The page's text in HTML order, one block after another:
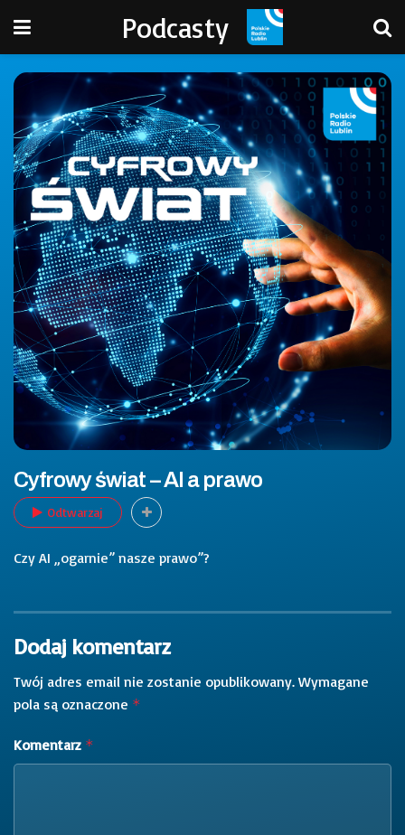
Podcasty
Cyfrowy świat – AI a prawo
Odtwarzaj
Czy AI „ogarnie” nasze prawo”?
Dodaj komentarz
Twój adres email nie zostanie opublikowany. Wymagane
pola są oznaczone *
Komentarz *